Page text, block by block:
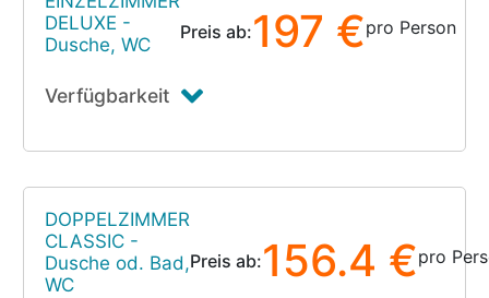
DELUXE -
Dusche, WC
Preis ab:197 €pro Person
Verfügbarkeit
DOPPELZIMMER
CLASSIC -
Dusche od. Bad,
WC
Preis ab:156.4 €pro